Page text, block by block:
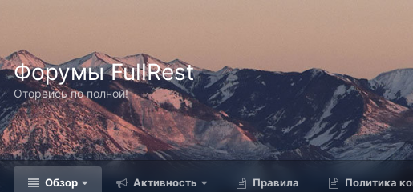
Форумы FullRest
Оторвись по полной!
Обзор Активность Правила Политика